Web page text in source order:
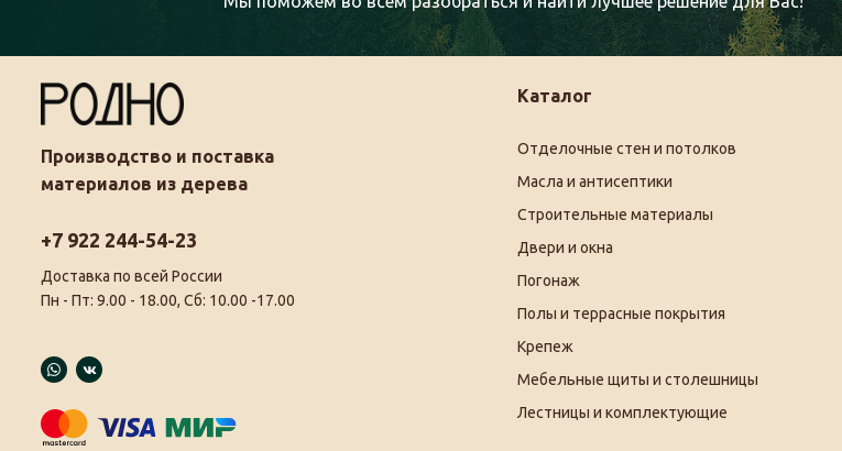
Производство и поставка
материалов из дерева
+7 922 244-54-23
Доставка по всей России
Пн - Пт: 9.00 - 18.00, Сб: 10.00 -17.00
Каталог
Отделочные стен и потолков
Масла и антисептики
Строительные материалы
Двери и окна
Погонаж
Полы и террасные покрытия
Крепеж
Мебельные щиты и столешницы
Лестницы и комплектующие